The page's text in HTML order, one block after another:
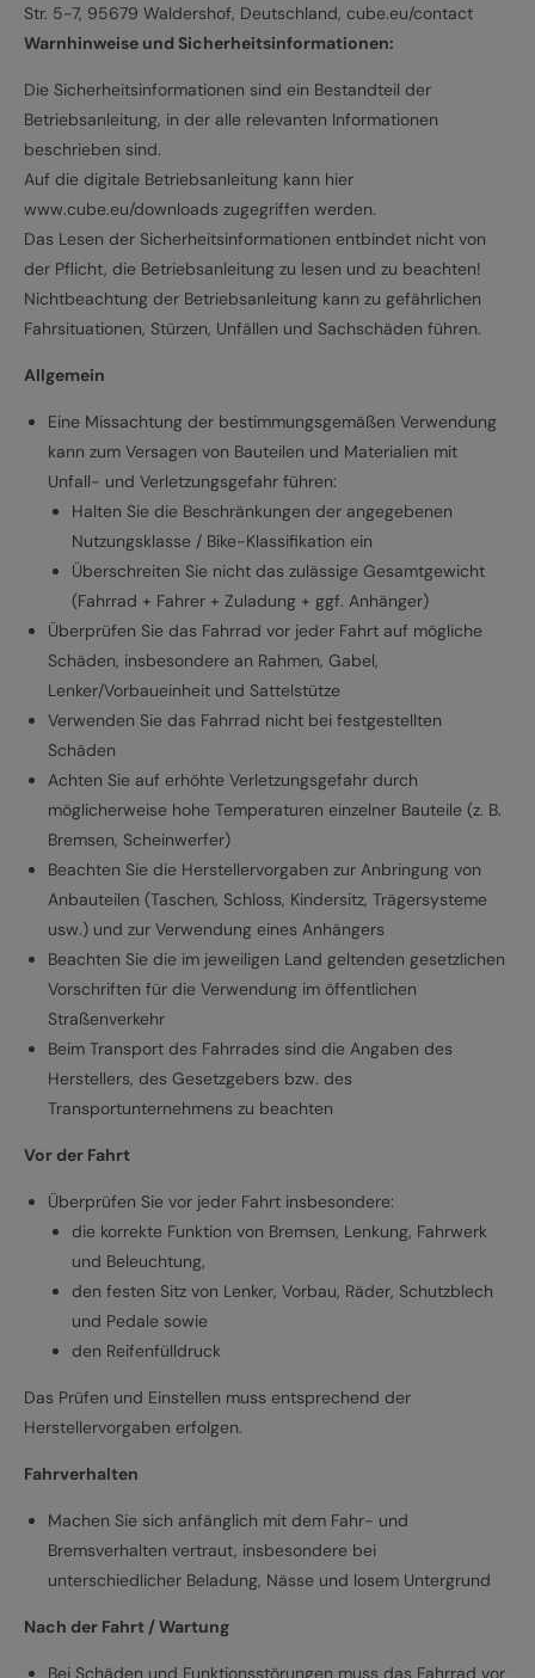
Str. 5-7, 95679 Waldershof, Deutschland, cube.eu/contact
Warnhinweise und Sicherheitsinformationen:
Die Sicherheitsinformationen sind ein Bestandteil der
Betriebsanleitung, in der alle relevanten Informationen
beschrieben sind.
Auf die digitale Betriebsanleitung kann hier
www.cube.eu/downloads zugegriffen werden.
Das Lesen der Sicherheitsinformationen entbindet nicht von
der Pflicht, die Betriebsanleitung zu lesen und zu beachten!
Nichtbeachtung der Betriebsanleitung kann zu gefährlichen
Fahrsituationen, Stürzen, Unfällen und Sachschäden führen.
Allgemein
Eine Missachtung der bestimmungsgemäßen Verwendung
kann zum Versagen von Bauteilen und Materialien mit
Unfall- und Verletzungsgefahr führen:
Halten Sie die Beschränkungen der angegebenen
Nutzungsklasse / Bike-Klassifikation ein
Überschreiten Sie nicht das zulässige Gesamtgewicht
(Fahrrad + Fahrer + Zuladung + ggf. Anhänger)
Überprüfen Sie das Fahrrad vor jeder Fahrt auf mögliche
Schäden, insbesondere an Rahmen, Gabel,
Lenker/Vorbaueinheit und Sattelstütze
Verwenden Sie das Fahrrad nicht bei festgestellten
Schäden
Achten Sie auf erhöhte Verletzungsgefahr durch
möglicherweise hohe Temperaturen einzelner Bauteile (z. B.
Bremsen, Scheinwerfer)
Beachten Sie die Herstellervorgaben zur Anbringung von
Anbauteilen (Taschen, Schloss, Kindersitz, Trägersysteme
usw.) und zur Verwendung eines Anhängers
Beachten Sie die im jeweiligen Land geltenden gesetzlichen
Vorschriften für die Verwendung im öffentlichen
Straßenverkehr
Beim Transport des Fahrrades sind die Angaben des
Herstellers, des Gesetzgebers bzw. des
Transportunternehmens zu beachten
Vor der Fahrt
Überprüfen Sie vor jeder Fahrt insbesondere:
die korrekte Funktion von Bremsen, Lenkung, Fahrwerk
und Beleuchtung,
den festen Sitz von Lenker, Vorbau, Räder, Schutzblech
und Pedale sowie
den Reifenfülldruck
Das Prüfen und Einstellen muss entsprechend der
Herstellervorgaben erfolgen.
Fahrverhalten
Machen Sie sich anfänglich mit dem Fahr- und
Bremsverhalten vertraut, insbesondere bei
unterschiedlicher Beladung, Nässe und losem Untergrund
Nach der Fahrt / Wartung
Bei Schäden und Funktionsstörungen muss das Fahrrad vor